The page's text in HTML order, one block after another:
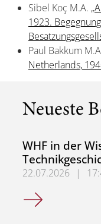
Sibel Koç M.A.
1923.
Paul Bakkum
Netherlands,
Neueste
WHF in der
22.07.2026 |
WHF in der